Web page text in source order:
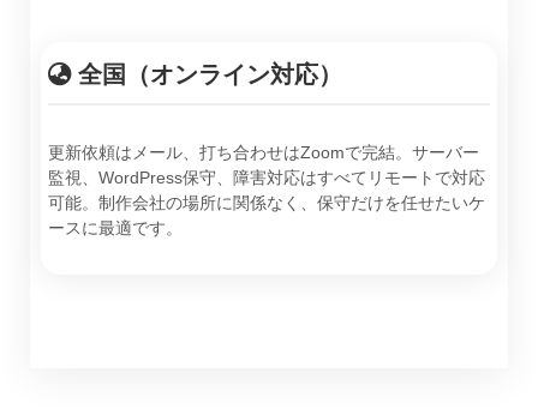
全国（オンライン対応）
更新依頼はメール、打ち合わせはZoomで完結。サーバー
監視、WordPress保守、障害対応はすべてリモートで対応
可能。制作会社の場所に関係なく、保守だけを任せたいケ
ースに最適です。